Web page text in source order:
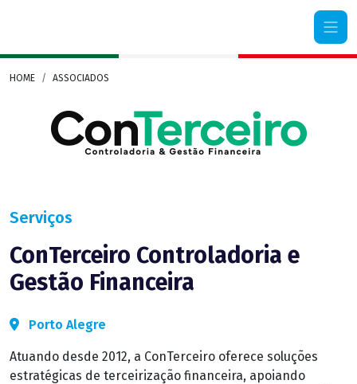
Camera di Commercio Italiana Rio Grande do
HOME ASSOCIADOS
Serviços
ConTerceiro Controladoria e
Gestão Financeira
Porto Alegre
Atuando desde 2012, a ConTerceiro oferece soluções
estratégicas de terceirização financeira, apoiando